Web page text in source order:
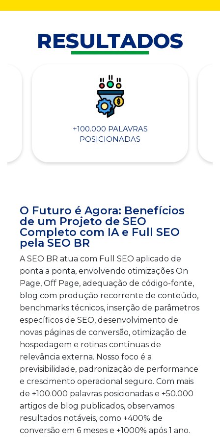
RESULTADOS
+100.000 PALAVRAS
POSICIONADAS
O Futuro é Agora: Benefícios
de um Projeto de SEO
Completo com IA e Full SEO
pela SEO BR
A SEO BR atua com Full SEO aplicado de
ponta a ponta, envolvendo otimizações On
Page, Off Page, adequação de código-fonte,
blog com produção recorrente de conteúdo,
benchmarks técnicos, inserção de parâmetros
específicos de SEO, desenvolvimento de
novas páginas de conversão, otimização de
hospedagem e rotinas contínuas de
relevância externa. Nosso foco é a
previsibilidade, padronização de performance
e crescimento operacional seguro. Com mais
de +100.000 palavras posicionadas e +50.000
artigos de blog publicados, observamos
resultados notáveis, como +400% de
conversão em 6 meses e +1000% após 1 ano.